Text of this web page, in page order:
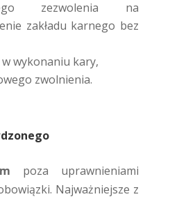
zezwolenia na
zakładu karnego bez
wykonaniu kary,
zwolnienia.
poza uprawnieniami
Najważniejsze z